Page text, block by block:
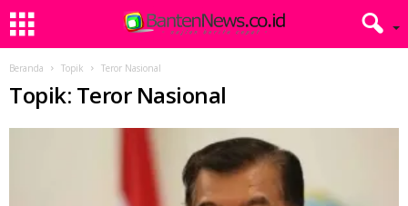
Beranda Topik Teror Nasional
Topik: Teror Nasional